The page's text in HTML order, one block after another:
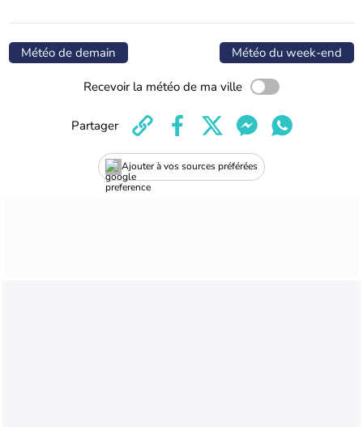
Météo de demain Météo du week-end
Recevoir la météo de ma ville
Ajouter à vos sources préférées
Partager